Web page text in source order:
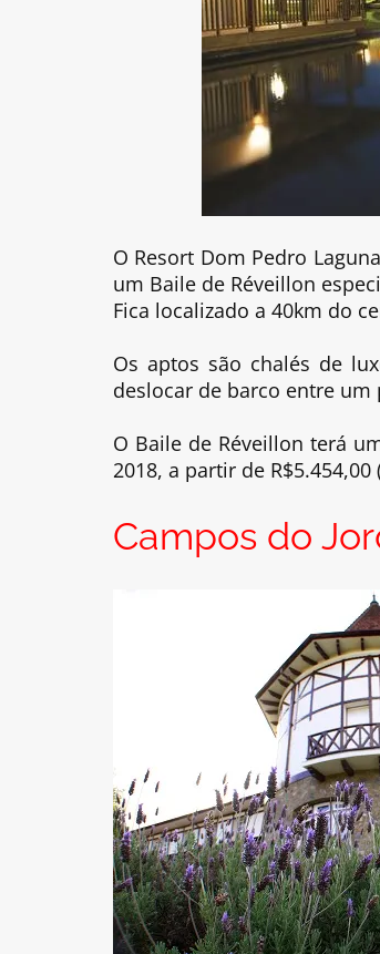
O Resort Dom Pedro
um Baile de Réveillon
Fica localizado a 40km do
Os aptos são chalés de
deslocar de barco entre
O Baile de Réveillon terá
2018, a partir de R$5.454,00
Campos do